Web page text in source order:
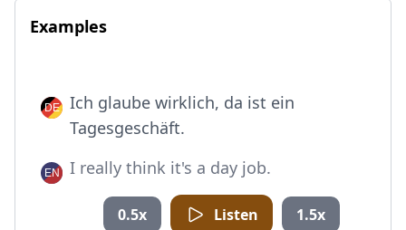
Examples
Ich glaube wirklich, da ist ein
Tagesgeschäft.
I really think it's a day job.
0.5x Listen 1.5x